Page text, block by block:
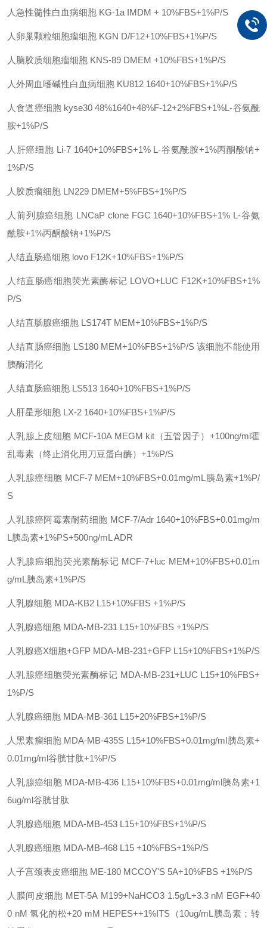
人急性髓性白血病细胞 KG-1a IMDM + 10%FBS+1%P/S
人卵巢颗粒细胞瘤细胞 KGN D/F12+10%FBS+1%P/S
人脑胶质细胞瘤细胞 KNS-89 DMEM +10%FBS+1%P/S
人外周血嗜碱性白血病细胞 KU812 1640+10%FBS+1%P/S
人食道癌细胞 kyse30 48%1640+48%F-12+2%FBS+1%L-谷氨酰
胺+1%P/S
人肝癌细胞 Li-7 1640+10%FBS+1% L-谷氨酰胺+1%丙酮酸钠+
1%P/S
人胶质瘤细胞 LN229 DMEM+5%FBS+1%P/S
人前列腺癌细胞 LNCaP clone FGC 1640+10%FBS+1% L-谷氨
酰胺+1%丙酮酸钠+1%P/S
人结直肠癌细胞 lovo F12K+10%FBS+1%P/S
人结直肠癌细胞荧光素酶标记 LOVO+LUC F12K+10%FBS+1%
P/S
人结直肠腺癌细胞 LS174T MEM+10%FBS+1%P/S
人结直肠癌细胞 LS180 MEM+10%FBS+1%P/S 该细胞不能使用
胰酶消化
人结直肠癌细胞 LS513 1640+10%FBS+1%P/S
人肝星形细胞 LX-2 1640+10%FBS+1%P/S
人乳腺上皮细胞 MCF-10A MEGM kit（五管因子）+100ng/ml霍
乱毒素（终止消化用刀豆蛋白酶）+1%P/S
人乳腺癌细胞 MCF-7 MEM+10%FBS+0.01mg/mL胰岛素+1%P/
S
人乳腺癌阿霉素耐药细胞 MCF-7/Adr 1640+10%FBS+0.01mg/m
L胰岛素+1%PS+500ng/mL ADR
人乳腺癌细胞荧光素酶标记 MCF-7+luc MEM+10%FBS+0.01m
g/mL胰岛素+1%P/S
人乳腺细胞 MDA-KB2 L15+10%FBS +1%P/S
人乳腺癌细胞 MDA-MB-231 L15+10%FBS +1%P/S
人乳腺癌X细胞+GFP MDA-MB-231+GFP L15+10%FBS+1%P/S
人乳腺癌细胞荧光素酶标记 MDA-MB-231+LUC L15+10%FBS+
1%P/S
人乳腺癌细胞 MDA-MB-361 L15+20%FBS+1%P/S
人黑素瘤细胞 MDA-MB-435S L15+10%FBS+0.01mg/ml胰岛素+
0.01mg/ml谷胱甘肽+1%P/S
人乳腺癌细胞 MDA-MB-436 L15+10%FBS+0.01mg/ml胰岛素+1
6ug/ml谷胱甘肽
人乳腺癌细胞 MDA-MB-453 L15+10%FBS+1%P/S
人乳腺癌细胞 MDA-MB-468 L15 +10%FBS+1%P/S
人子宫颈表皮癌细胞 ME-180 MCCOY'S 5A+10%FBS +1%P/S
人膜间皮细胞 MET-5A M199+NaHCO3 1.5g/L+3.3 nM EGF+40
0 nM 氢化的松+20 mM HEPES++1%ITS（10ug/mL胰岛素；转